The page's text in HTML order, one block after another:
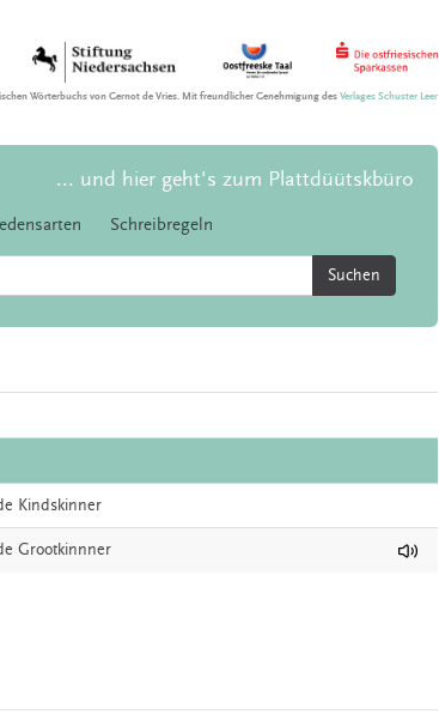
Wörterbuchs von Gernot de Vries. Mit freundlicher Genehmigung desVerlages Schuster Leer
... und hier geht's zum Plattdüütskbüro
Schreibregeln
Suchen
Kindskinner
Grootkinnner